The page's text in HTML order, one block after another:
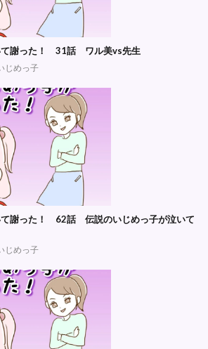
て謝った！ 31話 ワル美vs先生
じめっ子
て謝った！ 62話 伝説のいじめっ子が泣いて
じめっ子